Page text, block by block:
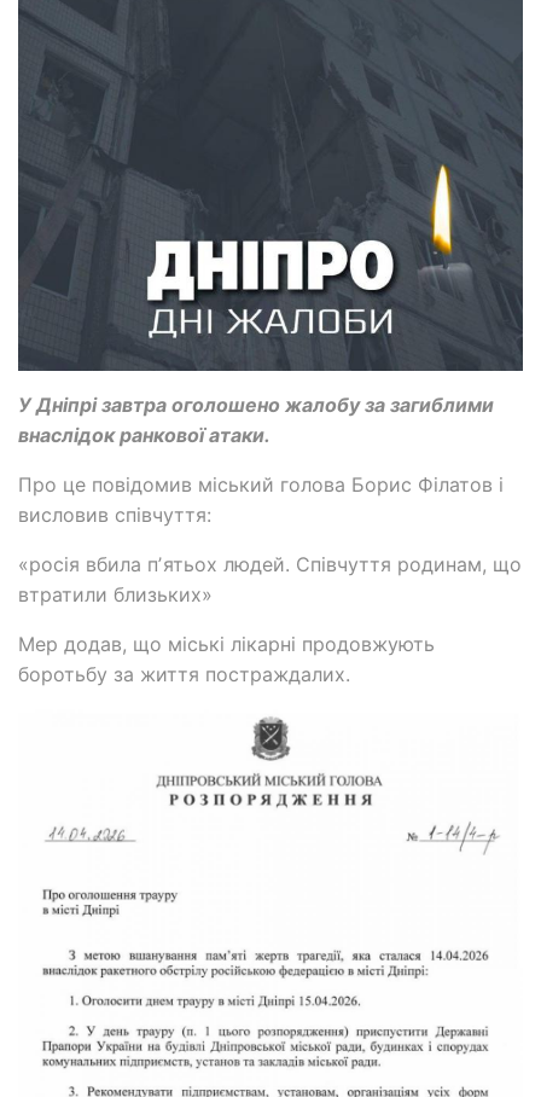
У Дніпрі завтра оголошено жалобу за загиблими
внаслідок ранкової атаки.
Про це повідомив міський голова Борис Філатов і
висловив співчуття:
«росія вбила пʼятьох людей. Співчуття родинам, що
втратили близьких»
Мер додав, що міські лікарні продовжують
боротьбу за життя постраждалих.